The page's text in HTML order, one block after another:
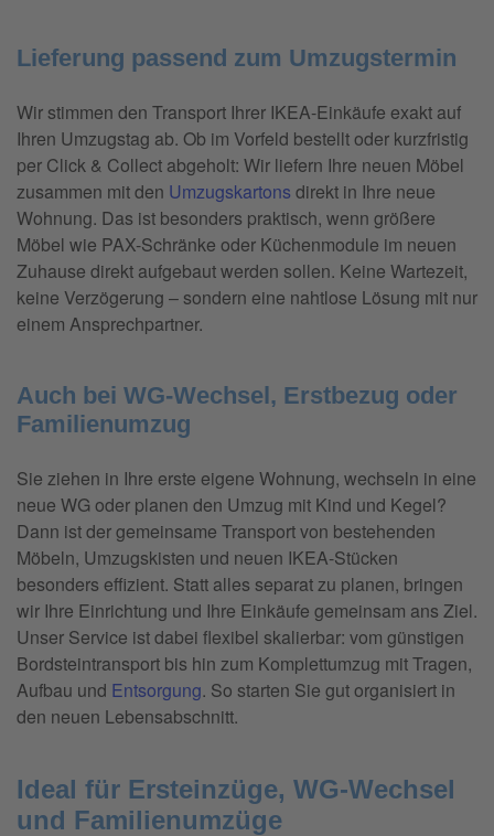
Lieferung passend zum Umzugstermin
Wir stimmen den Transport Ihrer IKEA-Einkäufe exakt auf
Ihren Umzugstag ab. Ob im Vorfeld bestellt oder kurzfristig
per Click & Collect abgeholt: Wir liefern Ihre neuen Möbel
zusammen mit den Umzugskartons direkt in Ihre neue
Wohnung. Das ist besonders praktisch, wenn größere
Möbel wie PAX-Schränke oder Küchenmodule im neuen
Zuhause direkt aufgebaut werden sollen. Keine Wartezeit,
keine Verzögerung – sondern eine nahtlose Lösung mit nur
einem Ansprechpartner.
Auch bei WG-Wechsel, Erstbezug oder
Familienumzug
Sie ziehen in Ihre erste eigene Wohnung, wechseln in eine
neue WG oder planen den Umzug mit Kind und Kegel?
Dann ist der gemeinsame Transport von bestehenden
Möbeln, Umzugskisten und neuen IKEA-Stücken
besonders effizient. Statt alles separat zu planen, bringen
wir Ihre Einrichtung und Ihre Einkäufe gemeinsam ans Ziel.
Unser Service ist dabei flexibel skalierbar: vom günstigen
Bordsteintransport bis hin zum Komplettumzug mit Tragen,
Aufbau und Entsorgung. So starten Sie gut organisiert in
den neuen Lebensabschnitt.
Ideal für Ersteinzüge, WG-Wechsel
und Familienumzüge